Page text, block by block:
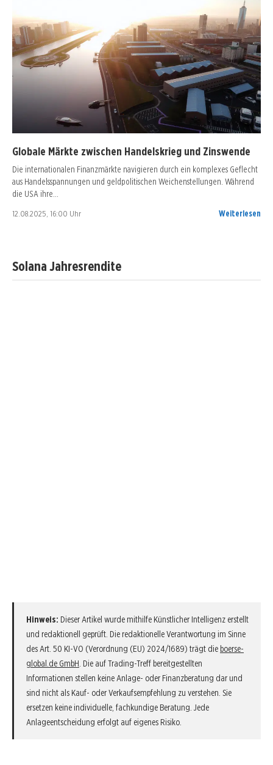
Globale Märkte zwischen Handelskrieg und Zinswende
Die internationalen Finanzmärkte navigieren durch ein komplexes Geflecht
aus Handelsspannungen und geldpolitischen Weichenstellungen. Während
die USA ihre…
12.08.2025, 16:00 Uhr Weiterlesen
Solana Jahresrendite
Hinweis: Dieser Artikel wurde mithilfe Künstlicher Intelligenz erstellt
und redaktionell geprüft. Die redaktionelle Verantwortung im Sinne
des Art. 50 KI-VO (Verordnung (EU) 2024/1689) trägt die boerse-
global.de GmbH . Die auf Trading-Treff bereitgestellten
Informationen stellen keine Anlage- oder Finanzberatung dar und
sind nicht als Kauf- oder Verkaufsempfehlung zu verstehen. Sie
ersetzen keine individuelle, fachkundige Beratung. Jede
Anlageentscheidung erfolgt auf eigenes Risiko.